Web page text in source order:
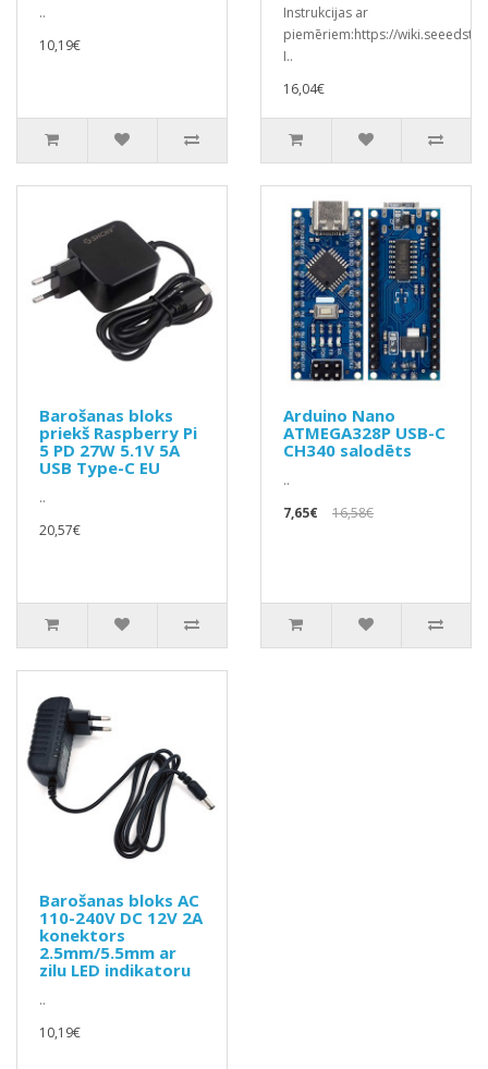
..
10,19€
Instrukcijas ar
piemēriem:https://
I..
16,04€
Barošanas bloks
priekš Raspberry Pi
5 PD 27W 5.1V 5A
USB Type-C EU
..
20,57€
Arduino Nano
ATMEGA328P USB-C
CH340 salodēts
..
7,65€
16,58€
Barošanas bloks AC
110-240V DC 12V 2A
konektors
2.5mm/5.5mm ar
zilu LED indikatoru
..
10,19€